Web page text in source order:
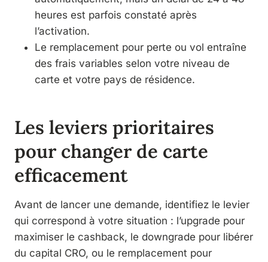
heures est parfois constaté après
l’activation.
Le remplacement pour perte ou vol entraîne
des frais variables selon votre niveau de
carte et votre pays de résidence.
Les leviers prioritaires
pour changer de carte
efficacement
Avant de lancer une demande, identifiez le levier
qui correspond à votre situation : l’upgrade pour
maximiser le cashback, le downgrade pour libérer
du capital CRO, ou le remplacement pour